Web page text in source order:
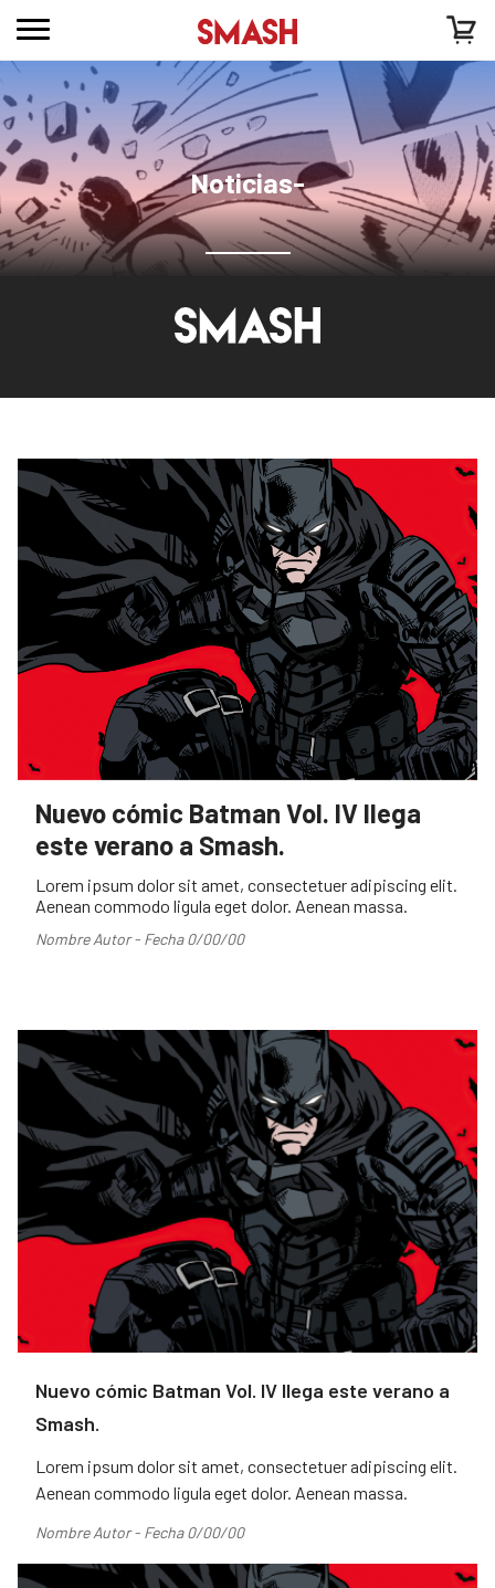
Noticias-
Nuevo cómic Batman Vol. IV llega
este verano a Smash.
Lorem ipsum dolor sit amet, consectetuer adipiscing elit.
Aenean commodo ligula eget dolor. Aenean massa.
Nombre Autor - Fecha 0/00/00
Nuevo cómic Batman Vol. IV llega este verano a
Smash.
Lorem ipsum dolor sit amet, consectetuer adipiscing elit.
Aenean commodo ligula eget dolor. Aenean massa.
Nombre Autor - Fecha 0/00/00